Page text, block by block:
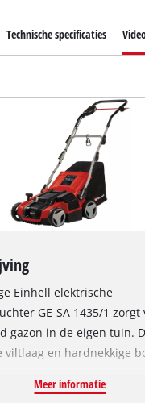
Technische specificaties
Einhell elektrische
GE-SA 1435/1 zorgt
gazon in de eigen tuin.
viltlaag en hardnekkige
maakt verticuteren,
Meer informatie